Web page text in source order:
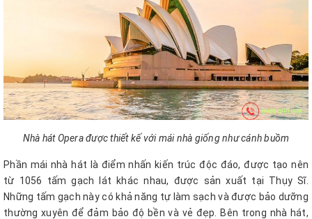
Nhà hát Opera được thiết kế với mái nhà giống như cánh buồm
Phần mái nhà hát là điểm nhấn kiến trúc độc đáo, được tạo nên
từ 1056 tấm gạch lát khác nhau, được sản xuất tại Thụy Sĩ.
Những tấm gạch này có khả năng tự làm sạch và được bảo dưỡng
thường xuyên để đảm bảo độ bền và vẻ đẹp. Bên trong nhà hát,